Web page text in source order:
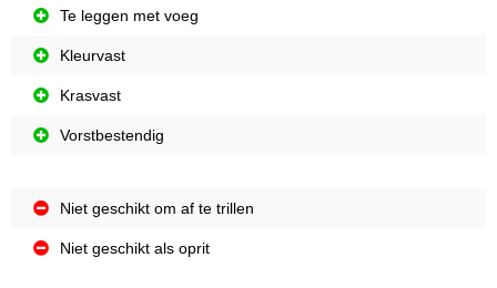
Te leggen met voeg
Kleurvast
Krasvast
Vorstbestendig
Niet geschikt om af te trillen
Niet geschikt als oprit